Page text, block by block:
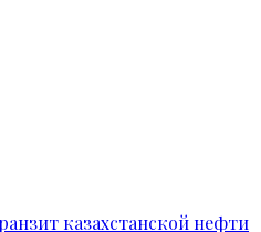
казахстанской нефти